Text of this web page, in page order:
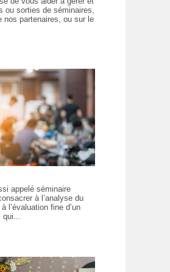
ou sorties de séminaires,
partenaires, ou sur le
appelé séminaire
à l’analyse du
l’évaluation fine d’un
qui...